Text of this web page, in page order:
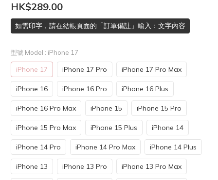
HK$289.00
如需印字，請在結帳頁面的「訂單備註」輸入：文字內容
型號 Model : iPhone 17
iPhone 17 iPhone 17 Pro iPhone 17 Pro Max
iPhone 16 iPhone 16 Pro iPhone 16 Plus
iPhone 16 Pro Max iPhone 15 iPhone 15 Pro
iPhone 15 Pro Max iPhone 15 Plus iPhone 14
iPhone 14 Pro iPhone 14 Pro Max iPhone 14 Plus
iPhone 13 iPhone 13 Pro iPhone 13 Pro Max